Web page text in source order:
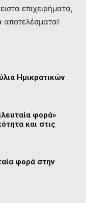
επιχειρήματα,
αποτελέσματα!
Ημικρατικών
φορά»
και στις
φορά στην